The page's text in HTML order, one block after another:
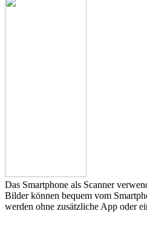
Das Smartphone als Scanner
Bilder können bequem vom
werden ohne zusätzliche App oder